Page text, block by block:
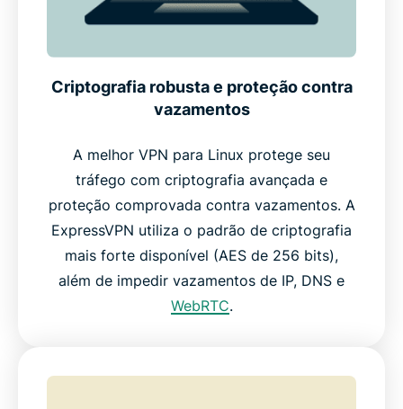
Criptografia robusta e proteção contra
vazamentos
A melhor VPN para Linux protege seu
tráfego com criptografia avançada e
proteção comprovada contra vazamentos. A
ExpressVPN utiliza o padrão de criptografia
mais forte disponível (AES de 256 bits),
além de impedir vazamentos de IP, DNS e
WebRTC.